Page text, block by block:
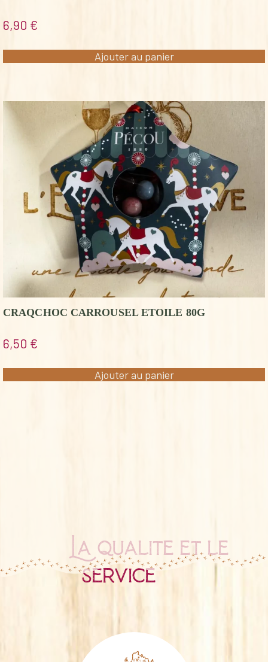
6,90 €
Ajouter au panier
CRAQCHOC CARROUSEL ETOILE 80G
6,50 €
Ajouter au panier
La qualité et le
service